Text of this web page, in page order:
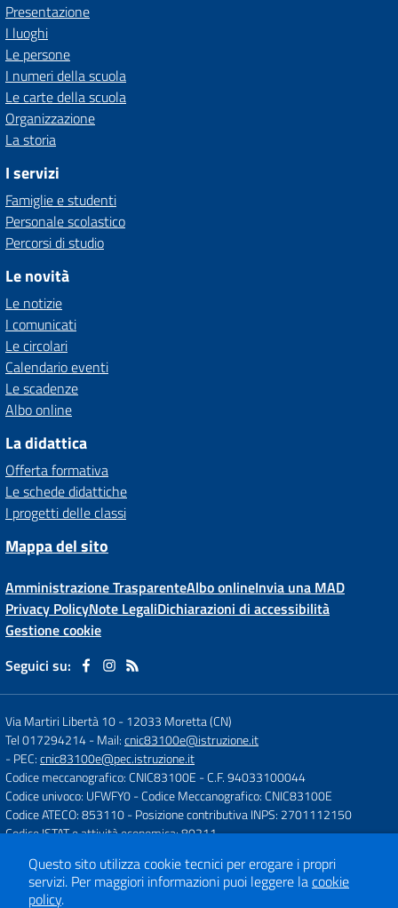
Presentazione
I luoghi
Le persone
I numeri della scuola
Le carte della scuola
Organizzazione
La storia
I servizi
Famiglie e studenti
Personale scolastico
Percorsi di studio
Le novità
Le notizie
I comunicati
Le circolari
Calendario eventi
Le scadenze
Albo online
La didattica
Offerta formativa
Le schede didattiche
I progetti delle classi
Mappa del sito
Amministrazione TrasparenteAlbo onlineInvia una MAD
Privacy PolicyNote LegaliDichiarazioni di accessibilità
Gestione cookie
Seguici su:
Via Martiri Libertà 10-12033 Moretta (CN)
Tel 017294214- Mail:cnic83100e@istruzione.it
- PEC:cnic83100e@pec.istruzione.it
Codice meccanografico: CNIC83100E - C.F. 94033100044
Codice univoco: UFWFY0- Codice Meccanografico: CNIC83100E
Codice ATECO: 853110- Posizione contributiva INPS: 2701112150
Codice ISTAT e attività economica: 80211
Concept & Design by
Designers Italia
Questo sito utilizza cookie tecnici per erogare i propri
servizi. Per maggiori informazioni puoi leggere lacookie
policy.